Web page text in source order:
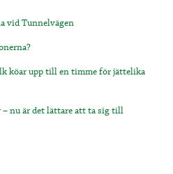
vid Tunnelvägen
köar upp till en timme för jättelika
– nu är det lättare att ta sig till